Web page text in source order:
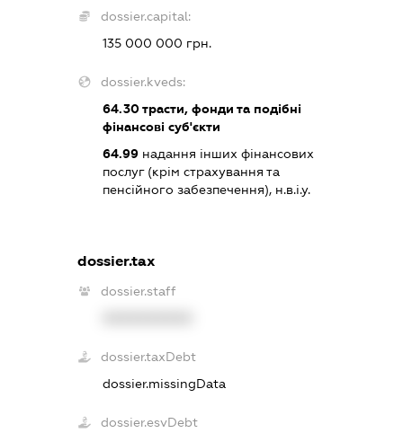
dossier.capital:
135 000 000 грн.
dossier.kveds:
64.30трасти, фонди та подібні
фінансові суб'єкти
64.99надання інших фінансових
послуг (крім страхування та
пенсійного забезпечення), н.в.і.у.
dossier.tax
dossier.staff
dossier.taxDebt
dossier.missingData
dossier.esvDebt